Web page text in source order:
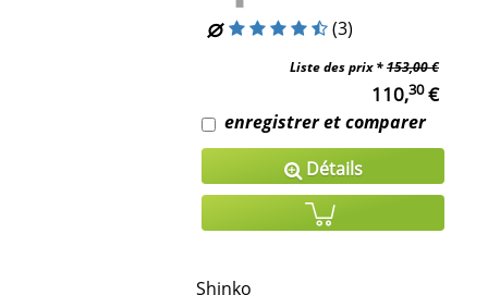
(3)
Liste des prix *153,00 €
110,30€
enregistrer et comparer
Détails
Shinko